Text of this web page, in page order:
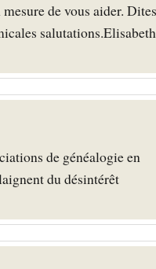
de vous aider. Dites
salutations.Elisabeth
de généalogie en
du désintérêt